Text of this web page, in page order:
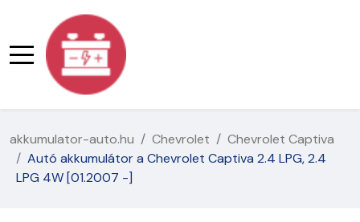
akkumulator-auto.hu Chevrolet
Chevrolet Captiva
Autó akkumulátor a Chevrolet Captiva 2.4 LPG, 2.4
LPG 4W [01.2007 -]